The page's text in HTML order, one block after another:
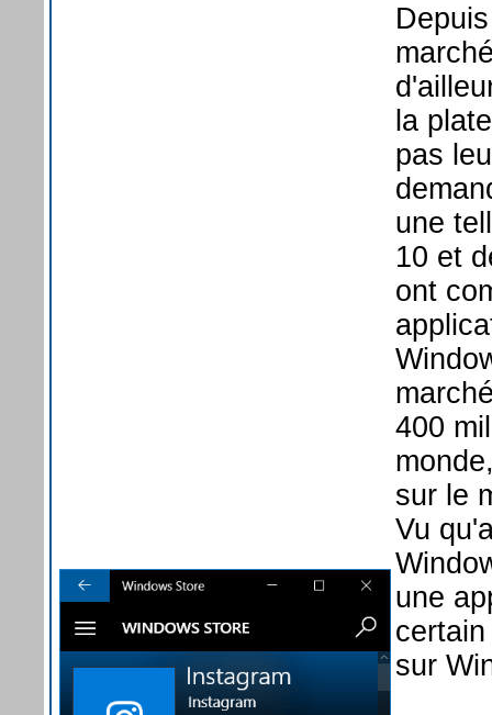
la
pas
une
10 et
ont
400
sur le
Vu
une
sur